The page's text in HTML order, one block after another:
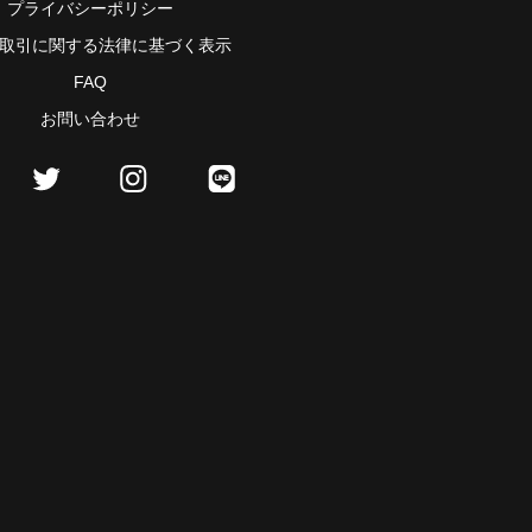
プライバシーポリシー
引に関する法律に基づく表示
FAQ
お問い合わせ